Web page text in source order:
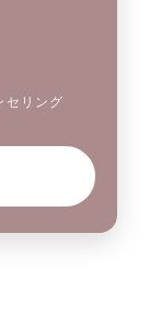
セリング